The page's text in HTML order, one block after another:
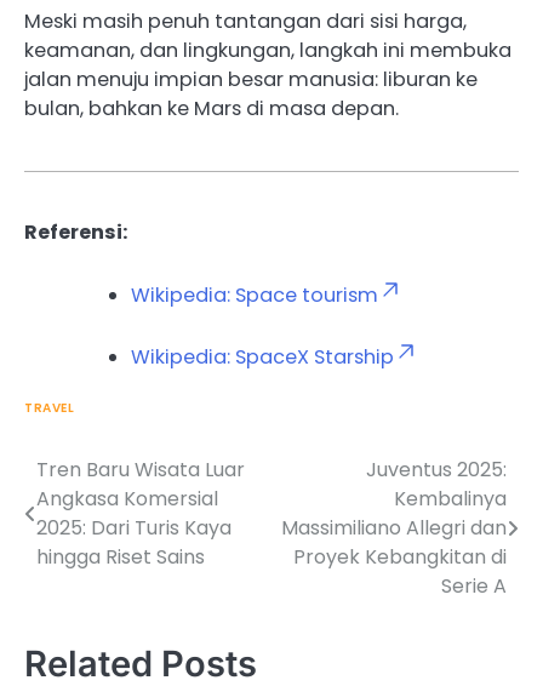
Meski masih penuh tantangan dari sisi harga,
keamanan, dan lingkungan, langkah ini membuka
jalan menuju impian besar manusia: liburan ke
bulan, bahkan ke Mars di masa depan.
Referensi:
Wikipedia: Space tourism
Wikipedia: SpaceX Starship
TRAVEL
Post
navigation
Tren Baru Wisata Luar
Angkasa Komersial
2025: Dari Turis Kaya
hingga Riset Sains
Juventus 2025:
Kembalinya
Massimiliano Allegri dan
Proyek Kebangkitan di
Serie A
Related Posts